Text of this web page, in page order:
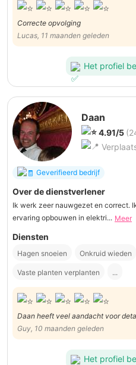
Correcte opvolging
Lucas, 11 maanden geleden
Het profiel
Daan
4.91/5
Geverifieerd bedrijf
Over de dienstverlener
Ik werk zeer nauwgezet en correct.
ervaring opbouwen in elektri... Meer
Diensten
Hagen snoeien Onkruid wieden
Vaste planten verplanten ...
Daan heeft veel aandacht voor
Guy, 10 maanden geleden
Het profiel